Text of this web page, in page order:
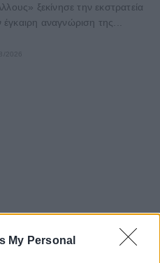
My Personal
ξεκίνησε την εκστρατεία
αναγνώριση της...